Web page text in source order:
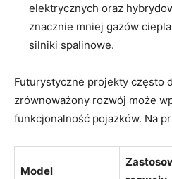
elektrycznych oraz
znacznie mniej gazów
silniki spalinowe.
Futurystyczne projekty często
zrównoważony rozwój może
funkcjonalność pojazków. Na
Model